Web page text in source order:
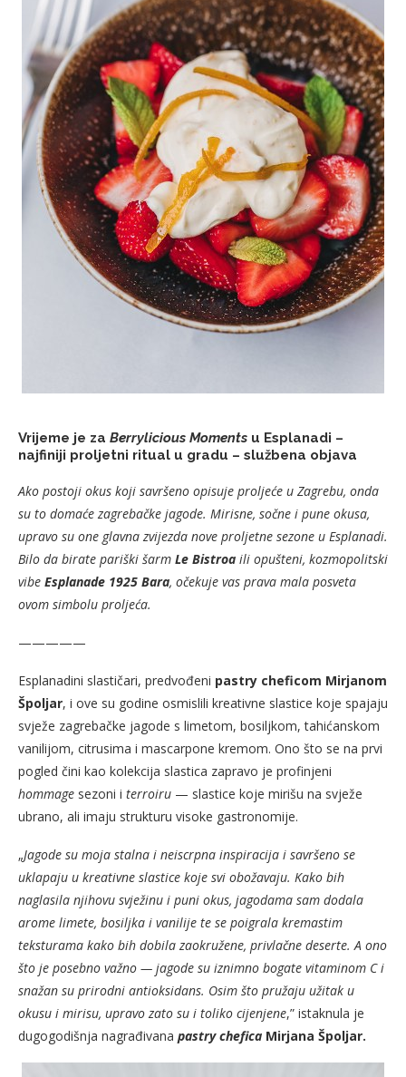
Vrijeme je za Berrylicious Moments u Esplanadi –
najfiniji proljetni ritual u gradu – službena objava
Ako postoji okus koji savršeno opisuje proljeće u Zagrebu, onda
su to domaće zagrebačke jagode. Mirisne, sočne i pune okusa,
upravo su one glavna zvijezda nove proljetne sezone u Esplanadi.
Bilo da birate pariški šarm Le Bistroa ili opušteni, kozmopolitski
vibe Esplanade 1925 Bara, očekuje vas prava mala posveta
ovom simbolu proljeća.
—————
Esplanadini slastičari, predvođeni pastry cheficom Mirjanom
Špoljar, i ove su godine osmislili kreativne slastice koje spajaju
svježe zagrebačke jagode s limetom, bosiljkom, tahićanskom
vanilijom, citrusima i mascarpone kremom. Ono što se na prvi
pogled čini kao kolekcija slastica zapravo je profinjeni
hommage sezoni i terroiru — slastice koje mirišu na svježe
ubrano, ali imaju strukturu visoke gastronomije.
„Jagode su moja stalna i neiscrpna inspiracija i savršeno se
uklapaju u kreativne slastice koje svi obožavaju. Kako bih
naglasila njihovu svježinu i puni okus, jagodama sam dodala
arome limete, bosiljka i vanilije te se poigrala kremastim
teksturama kako bih dobila zaokružene, privlačne deserte. A ono
što je posebno važno — jagode su iznimno bogate vitaminom C i
snažan su prirodni antioksidans. Osim što pružaju užitak u
okusu i mirisu, upravo zato su i toliko cijenjene,” istaknula je
dugogodišnja nagrađivana pastry chefica Mirjana Špoljar.